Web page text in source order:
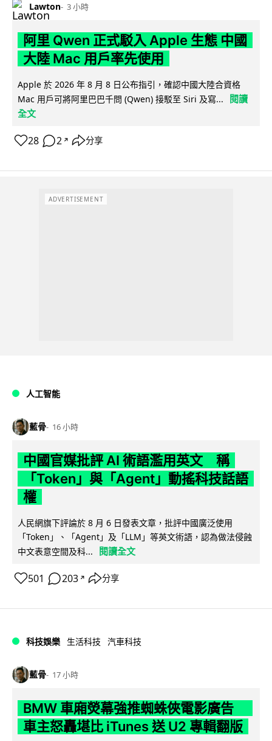
Lawton 3 小時
阿里 Qwen 正式駁入 Apple 生態 中國
大陸 Mac 用戶率先使用
Apple 於 2026 年 8 月 8 日公布指引，確認中國大陸合資格
Mac 用戶可將阿里巴巴千問 (Qwen) 接駁至 Siri 及寫...
閱讀
全文
28 2 ↗ 分享
ADVERTISEMENT
人工智能
藍骨 16 小時
中國官媒批評 AI 術語濫用英文 稱
「Token」與「Agent」動搖科技話語
權
人民網旗下評論於 8 月 6 日發表文章，批評中國廣泛使用
「Token」、「Agent」及「LLM」等英文術語，認為做法侵蝕
中文表意空間及科...
閱讀全文
501 203 ↗ 分享
科技娛樂 生活科技 汽車科技
藍骨 17 小時
BMW 車廂熒幕強推蜘蛛俠電影廣告
車主怒轟堪比 iTunes 送 U2 專輯翻版